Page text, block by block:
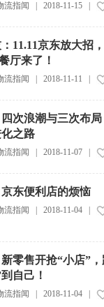
流指闻 2018-11-15|
11.11京东放大招
厅来了！
流指闻 2018-11-11
次浪潮与三次布局
之路
流指闻 2018-11-07|
东便利店的烦恼
流指闻 2018-11-04|
零售开抢“小店”
自己！
流指闻 2018-11-04|